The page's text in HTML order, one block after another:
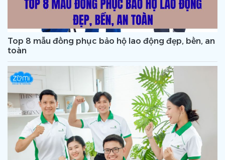
Top 8 mẫu đồng phục bảo hộ lao động đẹp, bền, an
toàn